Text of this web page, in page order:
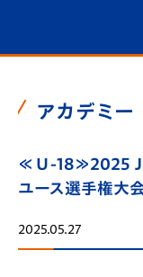
アカデミー
≪Ｕ-18≫2025
ユース選手権大
2025.05.27